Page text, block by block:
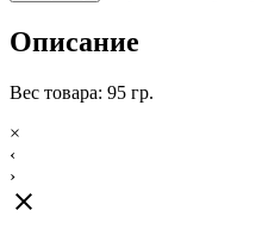
Описание
Вес товара: 95 гр.
×
‹
›
close